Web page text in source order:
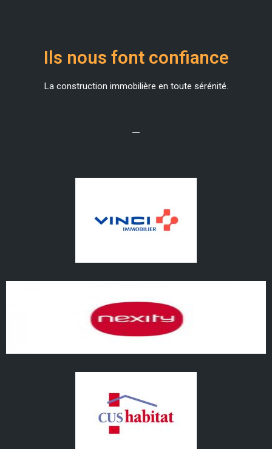
Ils nous font confiance
La construction immobilière en toute sérénité.